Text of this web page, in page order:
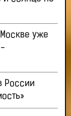
уже
-
России